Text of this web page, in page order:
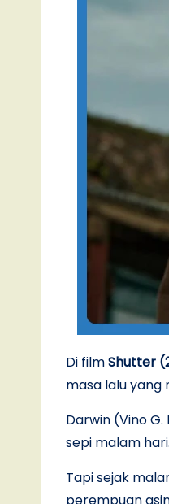
Di filmShutter
masa lalu yang
Darwin (Vino
sepi malam
Tapi sejak
perempuan